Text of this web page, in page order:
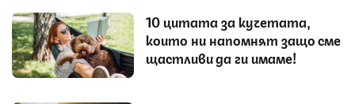
10 цитата за кучетата,
които ни напомнят защо сме
щастливи да ги имаме!